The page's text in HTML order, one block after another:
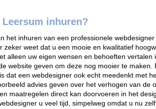
inhuren?
het inhuren van een professionele
zeker weet dat u een mooie en kwalitatief
alleen uw eigen wensen en behoeften vertalen
website geven om deze nog mooier te maken.
dat een webdesigner ook echt meedenkt met
advies geven over het verhogen van de
maatregelen direct kan doorvoeren in het
u veel tijd, simpelweg omdat u nu